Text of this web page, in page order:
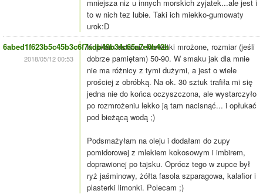
mniejsza niz u innych morskich zyjatek...ale jest i
to w nich tez lubie. Taki ich miekko-gumowaty
urok:D
6abed1f623b5c45b3c6f7adb49b34c65a7e0b42b
2018/05/12 00:53
Kupiłam ostatnio krewetki mrożone, rozmiar (jeśli
dobrze pamiętam) 50-90. W smaku jak dla mnie
nie ma różnicy z tymi dużymi, a jest o wiele
prościej z obróbką. Na ok. 30 sztuk trafiła mi się
jedna nie do końca oczyszczona, ale wystarczyło
po rozmrożeniu lekko ją tam nacisnąć... i opłukać
pod bieżącą wodą ;)
Podsmażyłam na oleju i dodałam do zupy
pomidorowej z mlekiem kokosowym i imbirem,
doprawionej po tajsku. Oprócz tego w zupce był
ryż jaśminowy, żółta fasola szparagowa, kalafior i
plasterki limonki. Polecam ;)